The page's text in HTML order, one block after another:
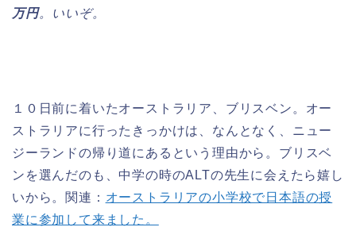
万円。いいぞ。
１０日前に着いたオーストラリア、ブリスベン。オー
ストラリアに行ったきっかけは、なんとなく、ニュー
ジーランドの帰り道にあるという理由から。ブリスベ
ンを選んだのも、中学の時のALTの先生に会えたら嬉し
いから。関連： オーストラリアの小学校で日本語の授
業に参加して来ました。